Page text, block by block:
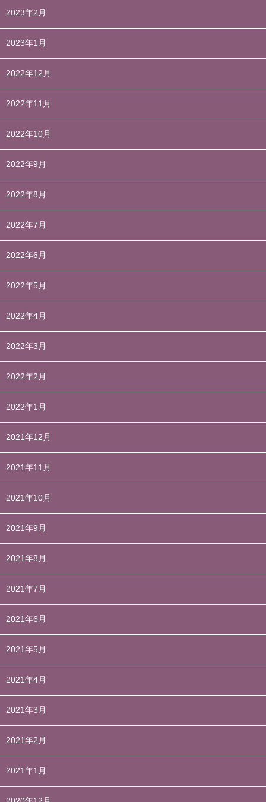
2023年2月
2023年1月
2022年12月
2022年11月
2022年10月
2022年9月
2022年8月
2022年7月
2022年6月
2022年5月
2022年4月
2022年3月
2022年2月
2022年1月
2021年12月
2021年11月
2021年10月
2021年9月
2021年8月
2021年7月
2021年6月
2021年5月
2021年4月
2021年3月
2021年2月
2021年1月